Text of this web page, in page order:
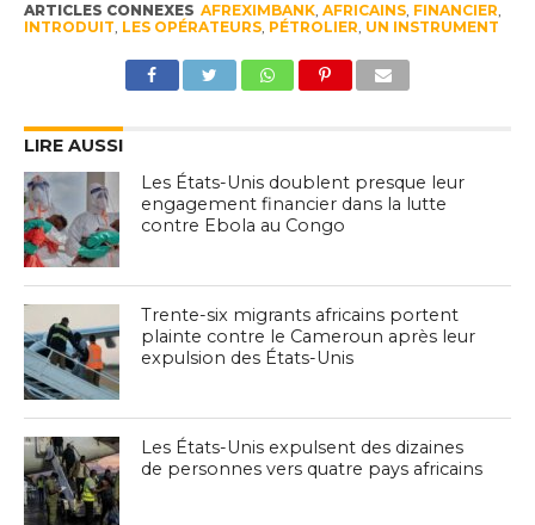
ARTICLES CONNEXES AFREXIMBANK, AFRICAINS, FINANCIER,
INTRODUIT, LES OPÉRATEURS, PÉTROLIER, UN INSTRUMENT
LIRE AUSSI
Les États-Unis doublent presque leur
engagement financier dans la lutte
contre Ebola au Congo
Trente-six migrants africains portent
plainte contre le Cameroun après leur
expulsion des États-Unis
Les États-Unis expulsent des dizaines
de personnes vers quatre pays africains